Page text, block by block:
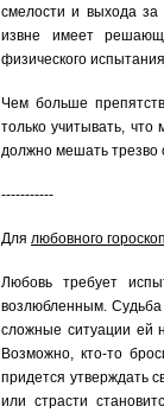
смелости и выхода за
извне имеет
физического
Чем больше
только учитывать,
должно мешать трезво
-----------
Для любовного
Любовь требует
возлюбленным.
сложные ситуации ей
Возможно, кто-то
придется утверждать
или страсти